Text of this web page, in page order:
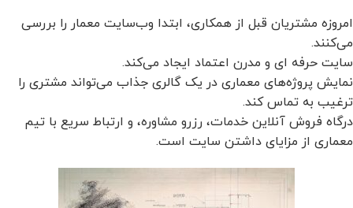
امروزه مشتریان قبل از همکاری، ابتدا وب‌سایت معمار را بررسی
می‌کنند.
سایت حرفه ای و مدرن اعتماد ایجاد می‌کند.
نمایش پروژه‌های معماری در یک گالری جذاب می‌تواند مشتری را
ترغیب به تماس کند.
درگاه فروش آنلاین خدمات، رزرو مشاوره، و ارتباط سریع با تیم
معماری از مزایای داشتن سایت است.